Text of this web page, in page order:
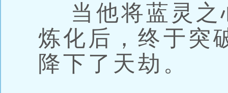
当他将蓝灵之
炼化后，终于突
降下了天劫。